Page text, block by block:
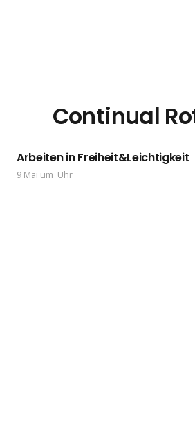
Continual
Arbeiten in Freiheit&Leichtigkeit
9 Mai um Uhr